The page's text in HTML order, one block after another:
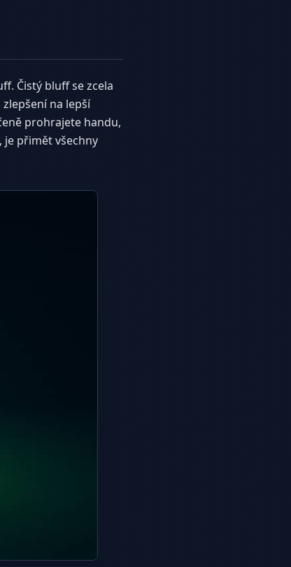
Čistý bluff se zcela
na lepší
prohrajete handu,
je přimět všechny